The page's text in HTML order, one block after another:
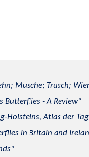
Musche; Trusch;
Butterflies - A Review
Holsteins, Atlas der
in Britain and